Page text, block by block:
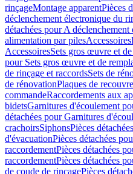
rinçageMontage apparentPièces
déclenchement électronique du
détachées pour A
alimentation par pilesAccessoires
AccessoiresSets gros œuvre et
pour Sets gros œuvre et de
de rinçage et raccordsSets de
de rénovationPlaques de
commandeRaccordements aux
bidetsGarnitures d'écoulement
détachées pour Garnitures
crachoirsSiphonsPièces
d'évacuationPièces détachées
raccordementPièces détachées
raccordementPièces détachées
de coude de rinçagePièces